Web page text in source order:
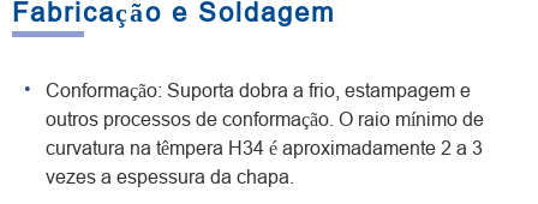
Fabricação e Soldagem
Conformação: Suporta dobra a frio, estampagem e
outros processos de conformação. O raio mínimo de
curvatura na têmpera H34 é aproximadamente 2 a 3
vezes a espessura da chapa.